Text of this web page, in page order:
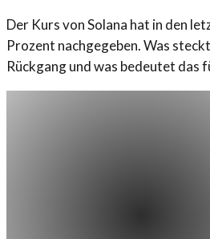
Der Kurs von Solana hat in den
Prozent nachgegeben. Was
Rückgang und was bedeutet das